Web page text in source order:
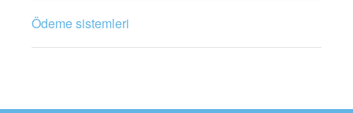
Ödeme sistemleri